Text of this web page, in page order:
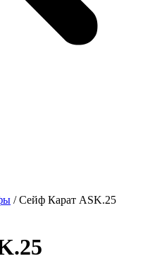
/ Сейф Карат ASK.25